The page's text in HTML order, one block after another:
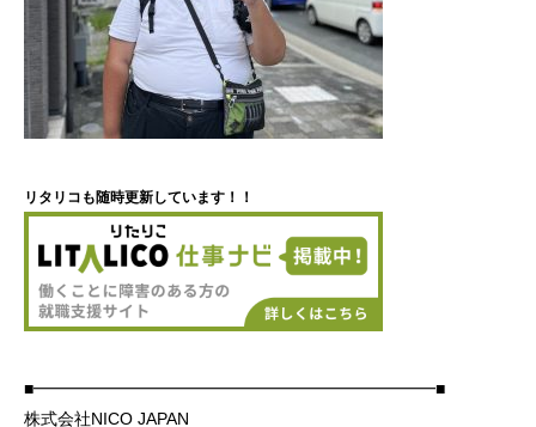
リタリコも随時更新しています！！
■━━━━━━━━━━━━━━━━━━━━━━━━■
株式会社NICO JAPAN